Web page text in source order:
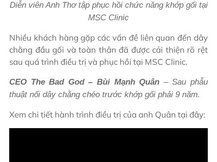
Diễn viên Anh Thơ tập phục hồi chức năng khớp gối tại
MSC Clinic
Nhiều khách hàng gặp các vấn đề liên quan đến dây
chằng đầu gối và toàn thân đã được cải thiện rõ rệt
sau quá trình điều trị và phục hồi tại MSC Clinic.
CEO The Bad God – Bùi Mạnh Quân – Sau phẫu
thuật nối dây chằng chéo trước khớp gối phải 9 năm.
Xem chi tiết hành trình điều trị của anh Quân tại đây: